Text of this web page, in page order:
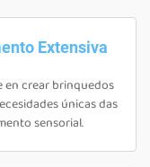
Extensiva
en crear brinquedos
únicas das
sensorial.